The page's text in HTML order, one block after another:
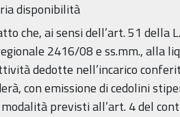
disponibilità
che, ai sensi dell’art. 51 della
2416/08 e ss.mm., alla
dedotte nell’incarico
con emissione di cedolini
previsti all’art. 4 del